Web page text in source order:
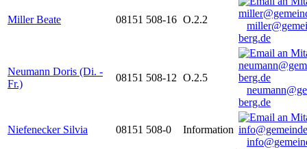
Miller Beate 08151 508-16 O.2.2
berg.de
Neumann Doris (Di. -
Fr.)
08151 508-12 O.2.5
berg.de
Niefenecker Silvia 08151 508-0
Information